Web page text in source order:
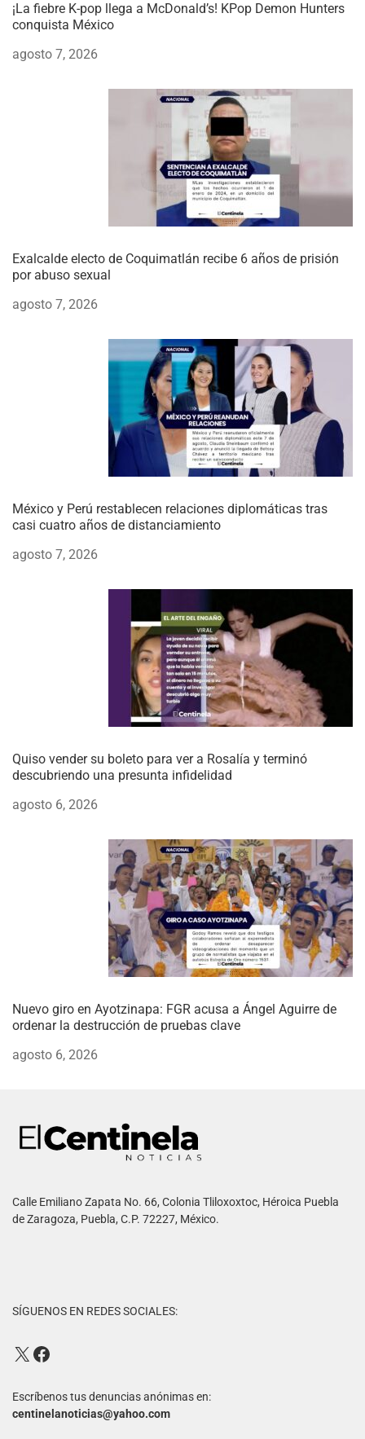
¡La fiebre K-pop llega a McDonald’s! KPop Demon Hunters
conquista México
agosto 7, 2026
Exalcalde electo de Coquimatlán recibe 6 años de prisión
por abuso sexual
agosto 7, 2026
México y Perú restablecen relaciones diplomáticas tras
casi cuatro años de distanciamiento
agosto 7, 2026
Quiso vender su boleto para ver a Rosalía y terminó
descubriendo una presunta infidelidad
agosto 6, 2026
Nuevo giro en Ayotzinapa: FGR acusa a Ángel Aguirre de
ordenar la destrucción de pruebas clave
agosto 6, 2026
Calle Emiliano Zapata No. 66, Colonia Tliloxoxtoc, Héroica Puebla
de Zaragoza, Puebla, C.P. 72227, México.
SÍGUENOS EN REDES SOCIALES:
Escríbenos tus denuncias anónimas en:
centinelanoticias@yahoo.com